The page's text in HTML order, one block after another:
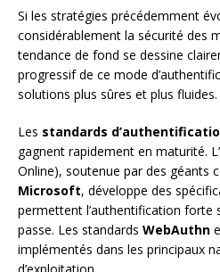
Si les stratégies précédemment
considérablement la sécurité des
tendance de fond se dessine
progressif de ce mode
solutions plus sûres et plus fluides.
Les standards
gagnent rapidement en maturité.
Online), soutenue par des géants
Microsoft, développe des
permettent l’authentification forte
passe. Les standards WebAuthn
implémentés dans les principaux